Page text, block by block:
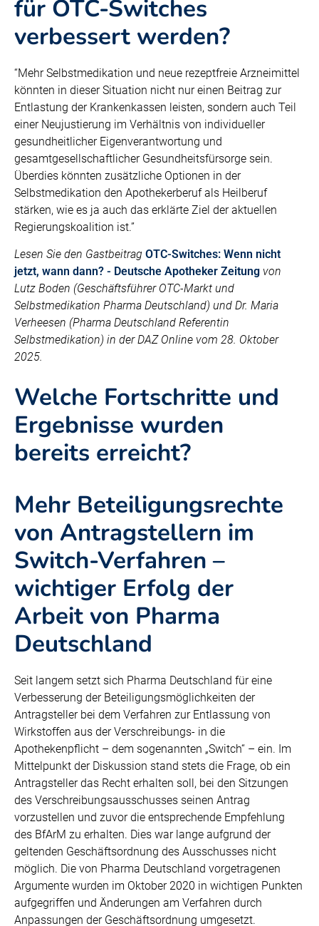
für OTC-Switches
verbessert werden?
“Mehr Selbstmedikation und neue rezeptfreie Arzneimittel
könnten in dieser Situation nicht nur einen Beitrag zur
Entlastung der Krankenkassen leisten, sondern auch Teil
einer Neujustierung im Verhältnis von individueller
gesundheitlicher Eigenverantwortung und
gesamtgesellschaftlicher Gesundheitsfürsorge sein.
Überdies könnten zusätzliche Optionen in der
Selbstmedikation den Apothekerberuf als Heilberuf
stärken, wie es ja auch das erklärte Ziel der aktuellen
Regierungskoalition ist.”
Lesen Sie den Gastbeitrag OTC-Switches: Wenn nicht
jetzt, wann dann? - Deutsche Apotheker Zeitung von
Lutz Boden (Geschäftsführer OTC-Markt und
Selbstmedikation Pharma Deutschland) und Dr. Maria
Verheesen (Pharma Deutschland Referentin
Selbstmedikation) in der DAZ Online vom 28. Oktober
2025.
Welche Fortschritte und
Ergebnisse wurden
bereits erreicht?
Mehr Beteiligungsrechte
von Antragstellern im
Switch-Verfahren –
wichtiger Erfolg der
Arbeit von Pharma
Deutschland
Seit langem setzt sich Pharma Deutschland für eine
Verbesserung der Beteiligungsmöglichkeiten der
Antragsteller bei dem Verfahren zur Entlassung von
Wirkstoffen aus der Verschreibungs- in die
Apothekenpflicht – dem sogenannten „Switch“ – ein. Im
Mittelpunkt der Diskussion stand stets die Frage, ob ein
Antragsteller das Recht erhalten soll, bei den Sitzungen
des Verschreibungsausschusses seinen Antrag
vorzustellen und zuvor die entsprechende Empfehlung
des BfArM zu erhalten. Dies war lange aufgrund der
geltenden Geschäftsordnung des Ausschusses nicht
möglich. Die von Pharma Deutschland vorgetragenen
Argumente wurden im Oktober 2020 in wichtigen Punkten
aufgegriffen und Änderungen am Verfahren durch
Anpassungen der Geschäftsordnung umgesetzt.